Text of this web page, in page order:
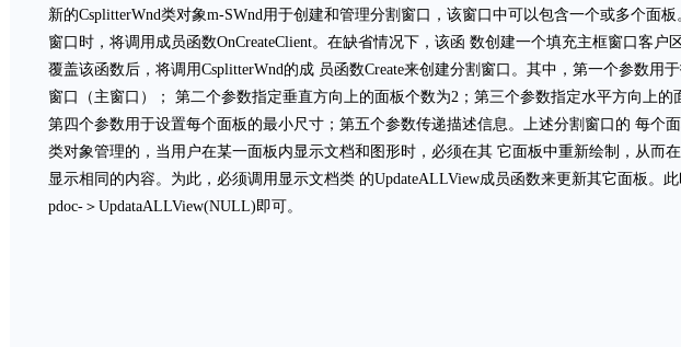
新的CsplitterWnd类对象m-SWnd用于创建和管理分割窗口，该窗口中可以包含一个或多个面
窗口时，将调用成员函数OnCreateClient。在缺省情况下，该函 数创建一个填充主框窗口客户
覆盖该函数后，将调用CsplitterWnd的成 员函数Create来创建分割窗口。其中，第一个参数用
窗口（主窗口）； 第二个参数指定垂直方向上的面板个数为2；第三个参数指定水平方向上的
第四个参数用于设置每个面板的最小尺寸；第五个参数传递描述信息。上述分割窗口的 每个
类对象管理的，当用户在某一面板内显示文档和图形时，必须在其 它面板中重新绘制，从而
显示相同的内容。为此，必须调用显示文档类 的UpdateALLView成员函数来更新其它面板。
pdoc-＞UpdataALLView(NULL)即可。